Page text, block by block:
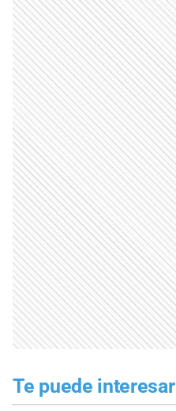
Te puede interesar